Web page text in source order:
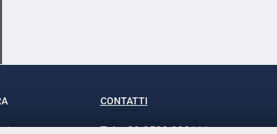
CONTATTI
Tel. +39 0532 293111